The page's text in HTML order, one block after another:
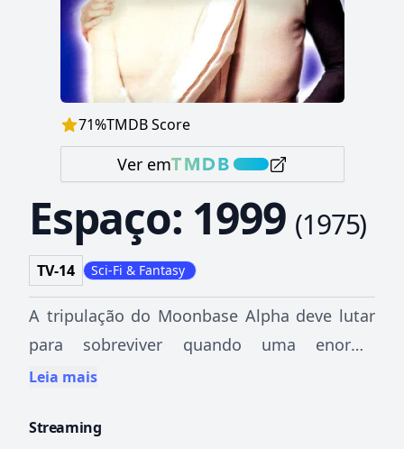
71%TMDB Score
Ver em
Espaço: 1999 (1975)
TV-14 Sci-Fi & Fantasy
A tripulação do Moonbase Alpha deve lutar
para sobreviver quando uma enorme
explosão lança a Lua da órbita para o espaço
Leia mais
Streaming